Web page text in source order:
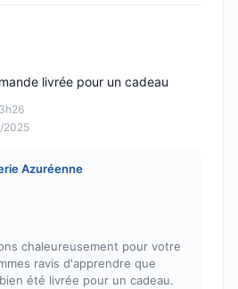
2025
livrée pour un cadeau
Azuréenne
chaleureusement pour votre
ravis d'apprendre que
été livrée pour un cadeau.